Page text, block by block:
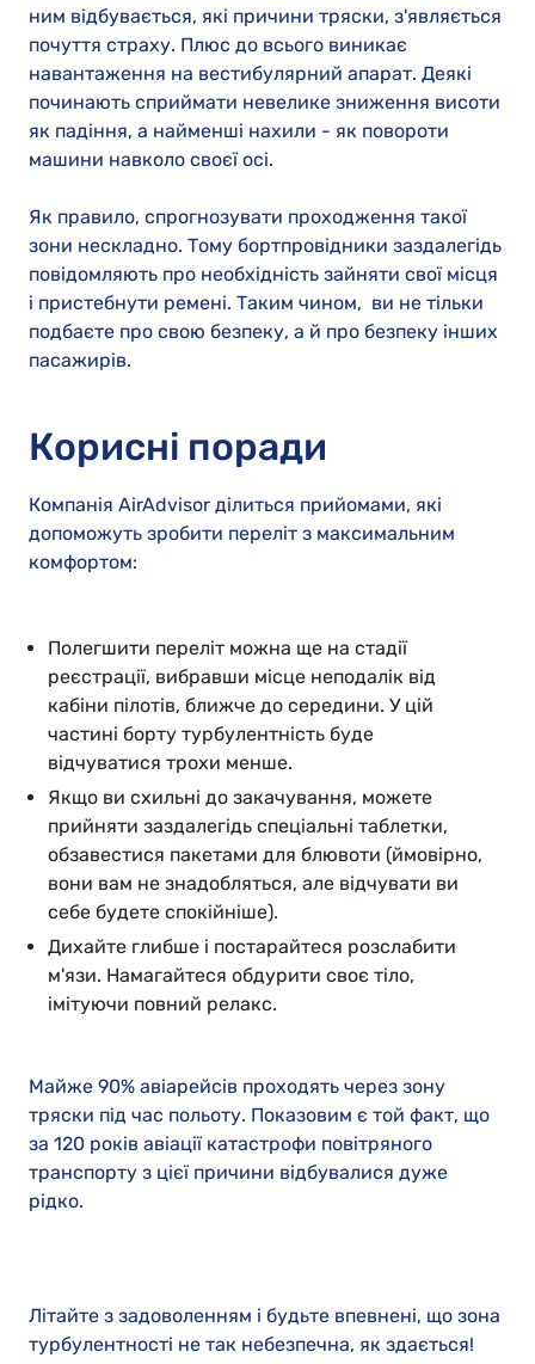
ним відбувається, які причини тряски, з'являється
почуття страху. Плюс до всього виникає
навантаження на вестибулярний апарат. Деякі
починають сприймати невелике зниження висоти
як падіння, а найменші нахили - як повороти
машини навколо своєї осі.
Як правило, спрогнозувати проходження такої
зони нескладно. Тому бортпровідники заздалегідь
повідомляють про необхідність зайняти свої місця
і пристебнути ремені. Таким чином, ви не тільки
подбаєте про свою безпеку, а й про безпеку інших
пасажирів.
Корисні поради
Компанія AirAdvisor ділиться прийомами, які
допоможуть зробити переліт з максимальним
комфортом:
Полегшити переліт можна ще на стадії
реєстрації, вибравши місце неподалік від
кабіни пілотів, ближче до середини. У цій
частині борту турбулентність буде
відчуватися трохи менше.
Якщо ви схильні до закачування, можете
прийняти заздалегідь спеціальні таблетки,
обзавестися пакетами для блювоти (ймовірно,
вони вам не знадобляться, але відчувати ви
себе будете спокійніше).
Дихайте глибше і постарайтеся розслабити
м'язи. Намагайтеся обдурити своє тіло,
імітуючи повний релакс.
Майже 90% авіарейсів проходять через зону
тряски під час польоту. Показовим є той факт, що
за 120 років авіації катастрофи повітряного
транспорту з цієї причини відбувалися дуже
рідко.
Літайте з задоволенням і будьте впевнені, що зона
турбулентності не так небезпечна, як здається!